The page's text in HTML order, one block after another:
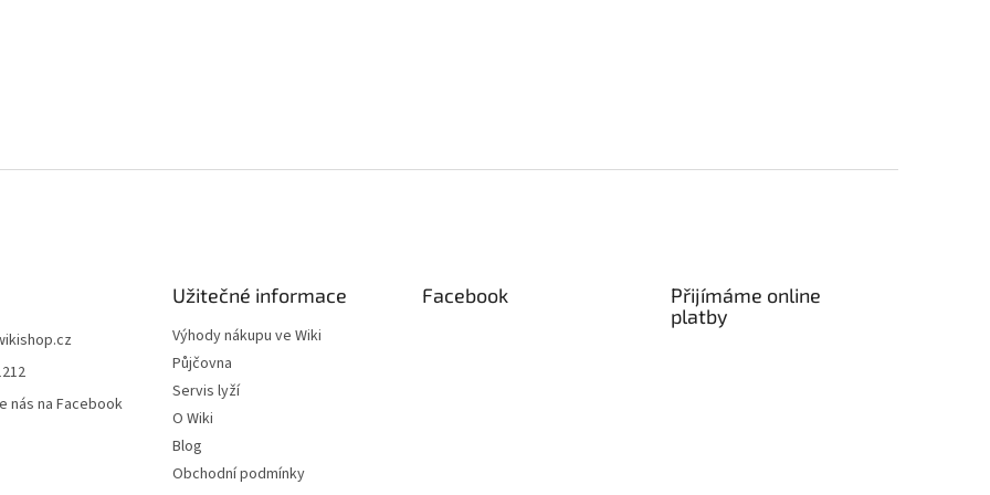
nás na Facebook
Užitečné informace
Výhody nákupu ve Wiki
Půjčovna
Servis lyží
O Wiki
Blog
Obchodní podmínky
Facebook
Přijímáme online
platby